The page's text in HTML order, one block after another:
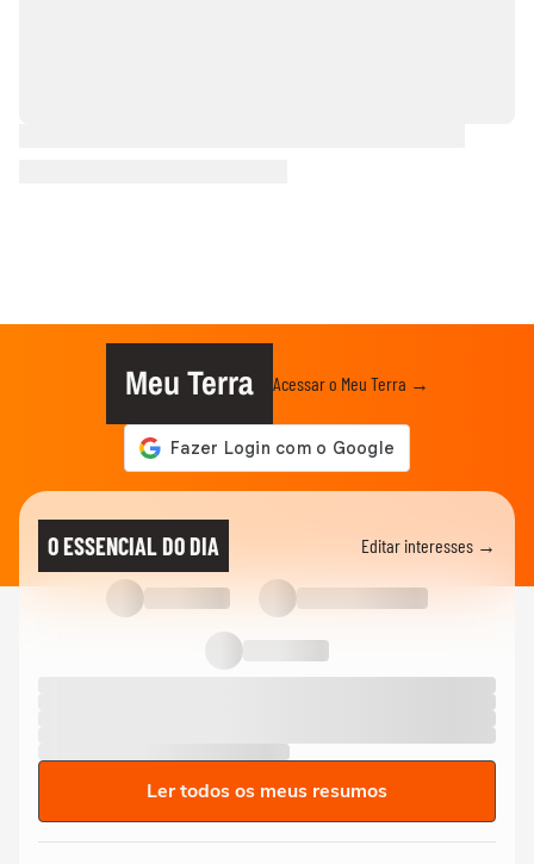
Meu Terra Acessar o Meu Terra →
O ESSENCIAL DO DIA Editar interesses →
Ler todos os meus resumos